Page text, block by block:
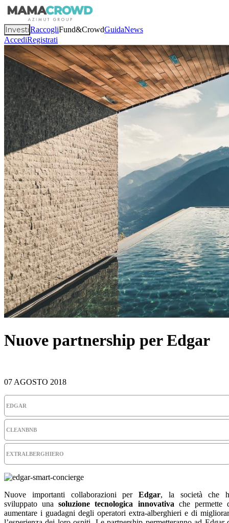
InvestiRaccogliFund&CrowdGuidaNews
AccediRegistrati
Nuove partnership per Edgar
07 AGOSTO 2018
EDGAR
CLEANBNB
EXTRALBERGHIERO
Nuove importanti collaborazioni per Edgar, la società che
sviluppato unasoluzione tecnologica innovativa che permette
aumentare i guadagni degli operatori extra-alberghieri e di